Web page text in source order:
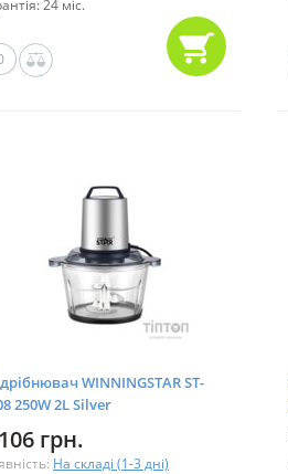
24 міс.
WINNINGSTAR ST-
250W 2L Silver
грн.
На складі (1-3 дні)